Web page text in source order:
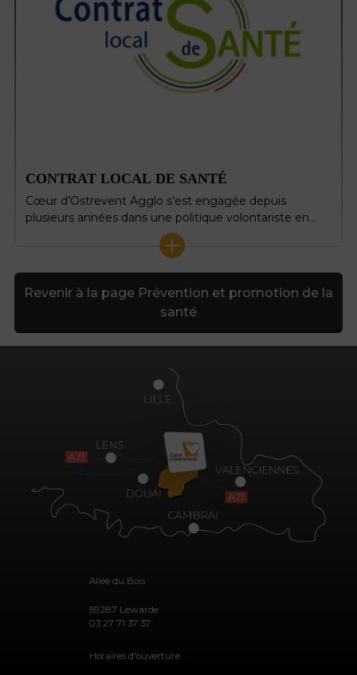
CONTRAT LOCAL DE SANTÉ
Cœur d’Ostrevent Agglo s’est engagée depuis
plusieurs années dans une politique volontariste en…
+
Revenir à la page Prévention et promotion de la
santé
Allée du Bois
59287 Lewarde
03 27 71 37 37
Horaires d'ouverture